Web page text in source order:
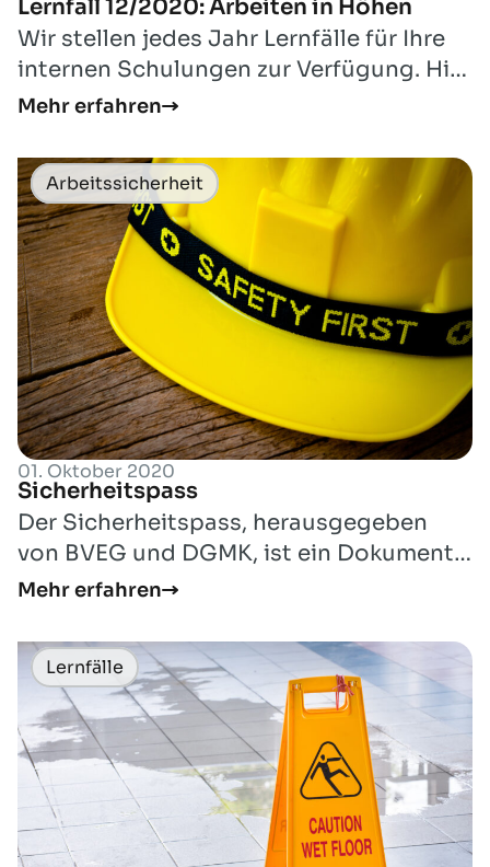
Lernfall 12/2020: Arbeiten in Höhen
Wir stellen jedes Jahr Lernfälle für Ihre
internen Schulungen zur Verfügung. Hier
finden Sie den Lernfall für den Mon...
Mehr erfahren
Arbeitssicherheit
01. Oktober 2020
Sicherheitspass
Der Sicherheitspass, herausgegeben
von BVEG und DGMK, ist ein Dokument,
in dem alle wichtigen Informationen
Mehr erfahren
Lernfälle